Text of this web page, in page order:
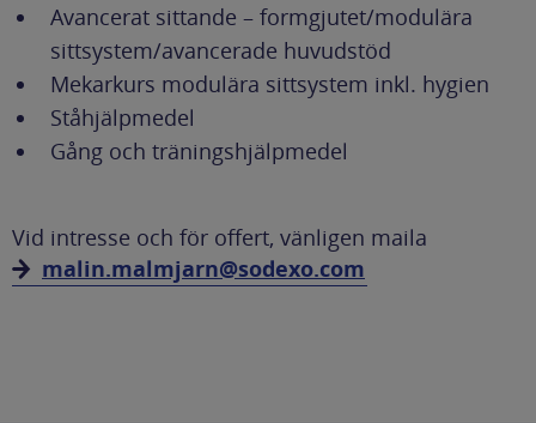
Avancerat sittande – formgjutet/modulära
sittsystem/avancerade huvudstöd
Mekarkurs modulära sittsystem inkl. hygien
Ståhjälpmedel
Gång och träningshjälpmedel
Vid intresse och för offert, vänligen maila
malin.malmjarn@sodexo.com